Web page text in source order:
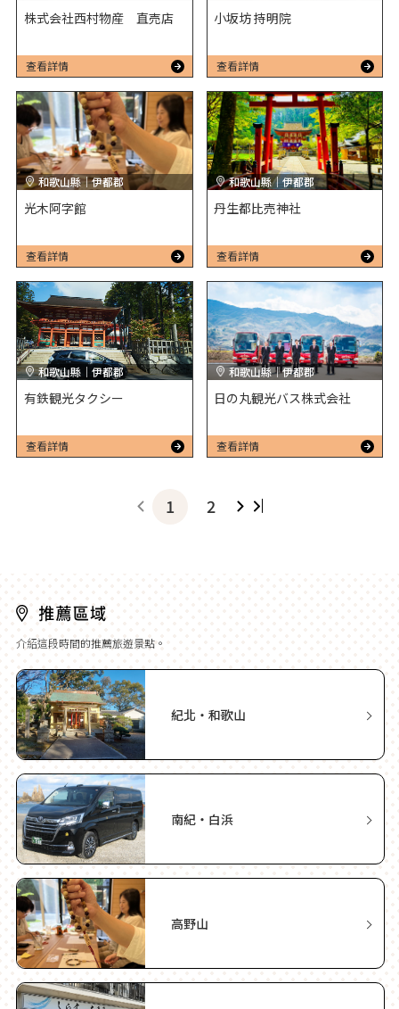
株式会社西村物産 直売店
查看詳情
小坂坊 持明院
查看詳情
光木阿字館
和歌山縣｜伊都郡
查看詳情
丹生都比売神社
和歌山縣｜伊都郡
查看詳情
有鉄観光タクシー
和歌山縣｜伊都郡
查看詳情
日の丸観光バス株式会社
和歌山縣｜伊都郡
查看詳情
1 2
介紹這段時間的推薦旅遊景點。
紀北・和歌山
南紀・白浜
高野山